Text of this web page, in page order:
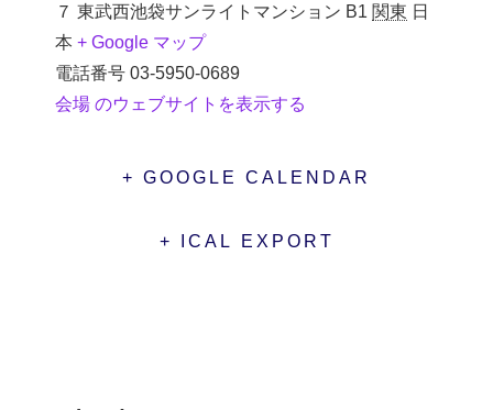
７ 東武西池袋サンライトマンション B1
関東 日
本 + Google マップ
電話番号 03-5950-0689
会場 のウェブサイトを表示する
+ GOOGLE CALENDAR
+ ICAL EXPORT